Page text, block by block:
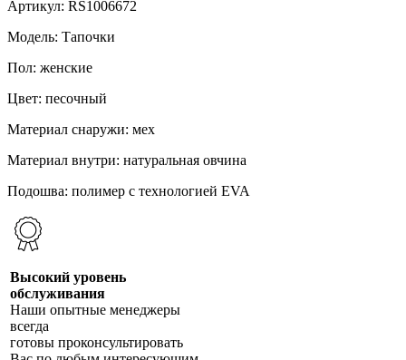
Артикул: RS1006672
Модель: Тапочки
Пол: женские
Цвет: песочный
Материал снаружи: мех
Материал внутри: натуральная овчина
Подошва: полимер с технологией EVA
Высокий уровень
обслуживания
Наши опытные менеджеры
всегда
готовы проконсультировать